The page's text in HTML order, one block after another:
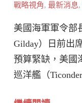
戰略視角, 最新消息,
美國海軍軍令部
Gilday）日前出
預算緊缺，美國
巡洋艦（